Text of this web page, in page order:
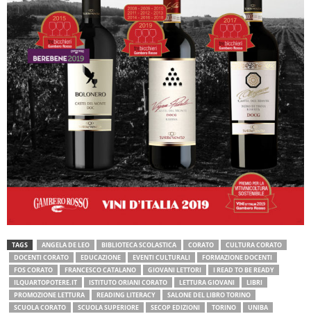
TAGS ANGELA DE LEO BIBLIOTECA SCOLASTICA CORATO
CULTURA CORATO
DOCENTI CORATO
EDUCAZIONE EVENTI CULTURALI
FORMAZIONE DOCENTI
FOS CORATO
FRANCESCO CATALANO GIOVANI LETTORI
I READ TO BE READY
ILQUARTOPOTERE.IT
ISTITUTO ORIANI CORATO LETTURA GIOVANI
LIBRI
PROMOZIONE LETTURA
READING LITERACY
SALONE DEL LIBRO TORINO
SCUOLA CORATO
SCUOLA SUPERIORE SECOP EDIZIONI TORINO
UNIBA